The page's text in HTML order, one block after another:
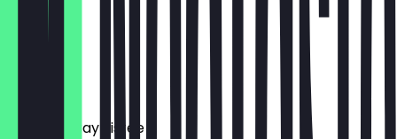
€ 2,90
Elephant Bay Eistee